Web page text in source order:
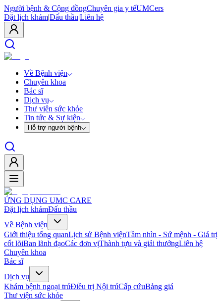
Người bệnh & Cộng đồngChuyên gia y tếUMCers
Đặt lịch khám|Đấu thầu|Liên hệ
Về Bệnh viện
Chuyên khoa
Bác sĩ
Dịch vụ
Thư viện sức khỏe
Tin tức & Sự kiện
Hỗ trợ người bệnh
ỨNG DỤNG UMC CARE
Đặt lịch khámĐấu thầu
Về Bệnh viện
Giới thiệu tổng quanLịch sử Bệnh việnTầm nhìn - Sứ mệnh - Giá trị
cốt lõiBan lãnh đạoCác đơn vịThành tựu và giải thưởngLiên hệ
Chuyên khoa
Bác sĩ
Dịch vụ
Khám bệnh ngoại trúĐiều trị Nội trúCấp cứuBảng giá
Thư viện sức khỏe